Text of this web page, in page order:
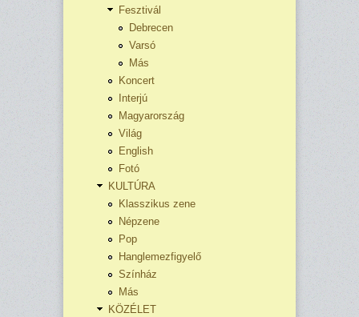
Fesztivál
Debrecen
Varsó
Más
Koncert
Interjú
Magyarország
Világ
English
Fotó
KULTÚRA
Klasszikus zene
Népzene
Pop
Hanglemezfigyelő
Színház
Más
KÖZÉLET